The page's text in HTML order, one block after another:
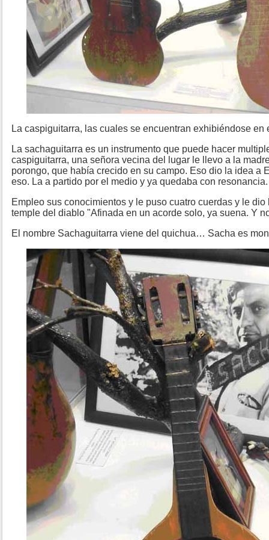
La caspiguitarra, las cuales se encuentran exhibiéndose
La sachaguitarra es un instrumento que puede hacer
caspiguitarra, una señora vecina del lugar le llevo a la
porongo, que había crecido en su campo. Eso dio la idea a
eso. La a partido por el medio y ya quedaba con resonancia.
Empleo sus conocimientos y le puso cuatro cuerdas y le
temple del diablo "Afinada en un acorde solo, ya suena. Y
El nombre Sachaguitarra viene del quichua… Sacha es